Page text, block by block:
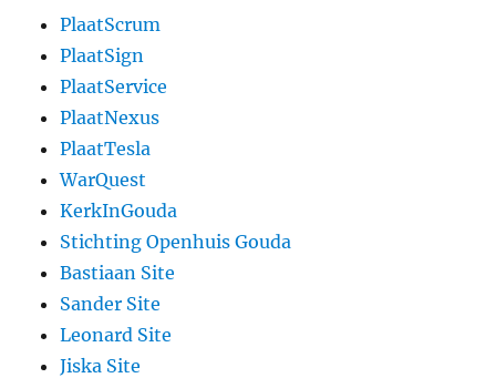
PlaatScrum
PlaatSign
PlaatService
PlaatNexus
PlaatTesla
WarQuest
KerkInGouda
Stichting Openhuis Gouda
Bastiaan Site
Sander Site
Leonard Site
Jiska Site